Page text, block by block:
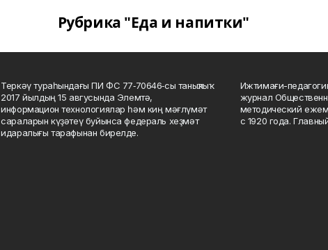
Рубрика "Еда и напитки"
Теркәү тураһындағы ПИ ФС 77‑70646‑сы таныҡлыҡ
2017 йылдың 15 авгусында Элемтә,
информацион технологиялар һәм киң мәғлүмәт
сараларын күҙәтеү буйынса федераль хеҙмәт
идаралығы тарафынан бирелде.
Ижтимағи-
журнал
методический
с 1920 года.